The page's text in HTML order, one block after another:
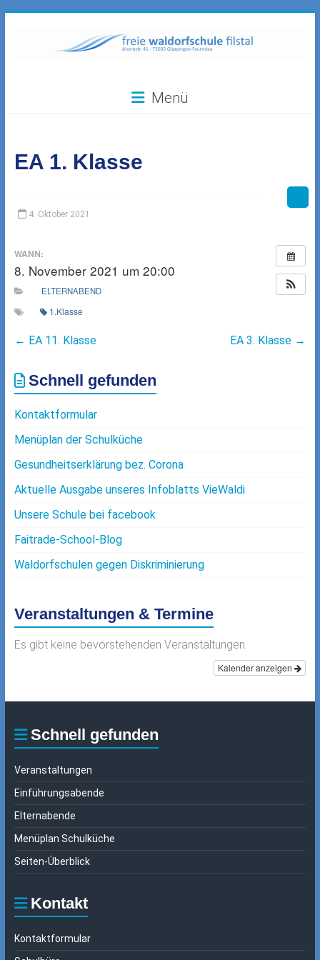
Waldorfschule
73035
Ahornstr.
Menü
EA 1. Klasse
4. Oktober 2021
WANN:
8. November 2021 um 20:00
ELTERNABEND
1.Klasse
← EA 11. Klasse EA 3. Klasse →
Schnell gefunden
Kontaktformular
Menüplan der Schulküche
Gesundheitserklärung bez. Corona
Aktuelle Ausgabe unseres Infoblatts VieWaldi
Unsere Schule bei facebook
Faitrade-School-Blog
Waldorfschulen gegen Diskriminierung
Veranstaltungen & Termine
Es gibt keine bevorstehenden Veranstaltungen.
Kalender anzeigen
Schnell gefunden
Veranstaltungen
Einführungsabende
Elternabende
Menüplan Schulküche
Seiten-Überblick
Kontakt
Kontaktformular